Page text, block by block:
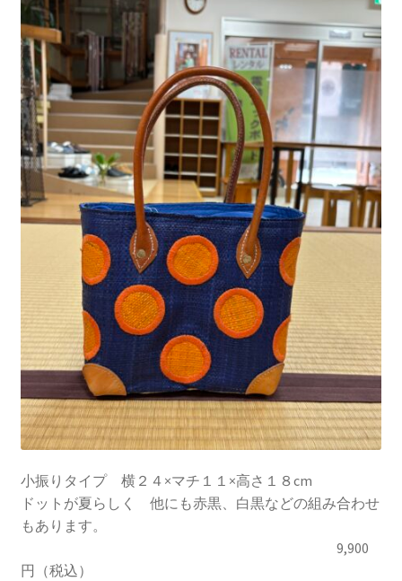
小振りタイプ 横２４×マチ１１×高さ１８cm
ドットが夏らしく 他にも赤黒、白黒などの組み合わせ
もあります。
9,900
円（税込）